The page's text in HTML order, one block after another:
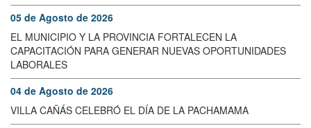
05 de Agosto de 2026
EL MUNICIPIO Y LA PROVINCIA FORTALECEN LA
CAPACITACIÓN PARA GENERAR NUEVAS OPORTUNIDADES
LABORALES
04 de Agosto de 2026
VILLA CAÑÁS CELEBRÓ EL DÍA DE LA PACHAMAMA